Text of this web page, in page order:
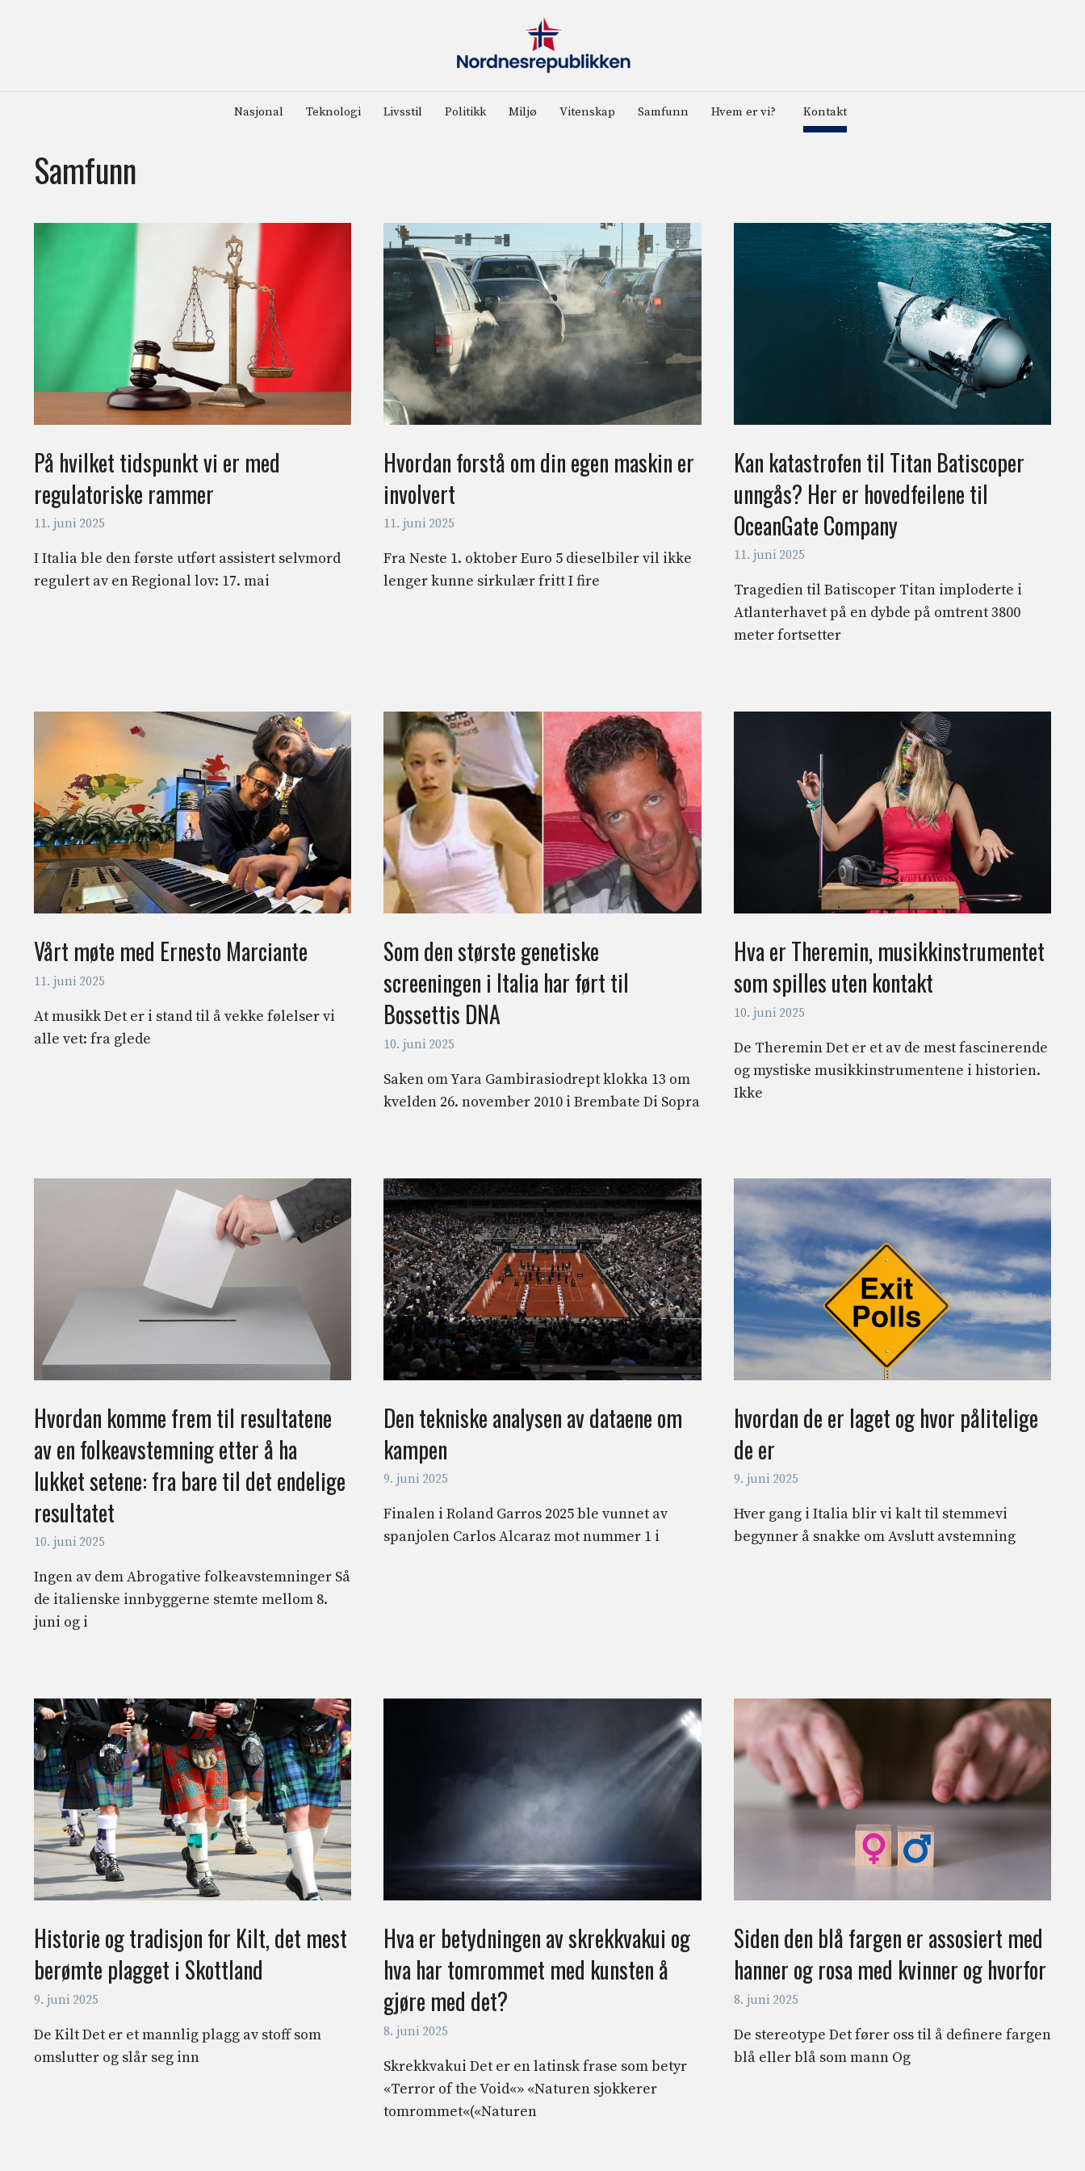
Nasjonal Teknologi Livsstil Politikk Miljø Vitenskap Samfunn Hvem er vi? Kontakt
Samfunn
På hvilket tidspunkt vi er med
regulatoriske rammer
11. juni 2025
I Italia ble den første utført assistert selvmord
regulert av en Regional lov: 17. mai
Hvordan forstå om din egen maskin er
involvert
11. juni 2025
Fra Neste 1. oktober Euro 5 dieselbiler vil ikke
lenger kunne sirkulær fritt I fire
Kan katastrofen til Titan Batiscoper
unngås? Her er hovedfeilene til
OceanGate Company
11. juni 2025
Tragedien til Batiscoper Titan imploderte i
Atlanterhavet på en dybde på omtrent 3800
meter fortsetter
Vårt møte med Ernesto Marciante
11. juni 2025
At musikk Det er i stand til å vekke følelser vi
alle vet: fra glede
Som den største genetiske
screeningen i Italia har ført til
Bossettis DNA
10. juni 2025
Saken om Yara Gambirasiodrept klokka 13 om
kvelden 26. november 2010 i Brembate Di Sopra
Hva er Theremin, musikkinstrumentet
som spilles uten kontakt
10. juni 2025
De Theremin Det er et av de mest fascinerende
og mystiske musikkinstrumentene i historien.
Ikke
Hvordan komme frem til resultatene
av en folkeavstemning etter å ha
lukket setene: fra bare til det endelige
resultatet
10. juni 2025
Ingen av dem Abrogative folkeavstemninger Så
de italienske innbyggerne stemte mellom 8.
juni og i
Den tekniske analysen av dataene om
kampen
9. juni 2025
Finalen i Roland Garros 2025 ble vunnet av
spanjolen Carlos Alcaraz mot nummer 1 i
hvordan de er laget og hvor pålitelige
de er
9. juni 2025
Hver gang i Italia blir vi kalt til stemmevi
begynner å snakke om Avslutt avstemning
Historie og tradisjon for Kilt, det mest
berømte plagget i Skottland
9. juni 2025
De Kilt Det er et mannlig plagg av stoff som
omslutter og slår seg inn
Hva er betydningen av skrekkvakui og
hva har tomrommet med kunsten å
gjøre med det?
8. juni 2025
Skrekkvakui Det er en latinsk frase som betyr
«Terror of the Void«» «Naturen sjokkerer
tomrommet«(«Naturen
Siden den blå fargen er assosiert med
hanner og rosa med kvinner og hvorfor
8. juni 2025
De stereotype Det fører oss til å definere fargen
blå eller blå som mann Og